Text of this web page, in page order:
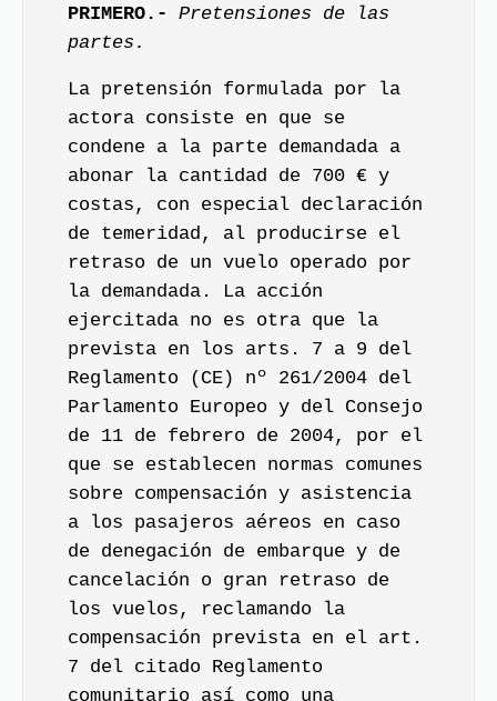
PRIMERO.-
Pretensiones de las
partes.
La pretensión formulada por la
actora consiste en que se
condene a la parte demandada a
abonar la cantidad de 700 € y
costas, con especial declaración
de temeridad, al producirse el
retraso de un vuelo operado por
la demandada. La acción
ejercitada no es otra que la
prevista en los arts. 7 a 9 del
Reglamento (CE) nº 261/2004 del
Parlamento Europeo y del Consejo
de 11 de febrero de 2004, por el
que se establecen normas comunes
sobre compensación y asistencia
a los pasajeros aéreos en caso
de denegación de embarque y de
cancelación o gran retraso de
los vuelos, reclamando la
compensación prevista en el art.
7 del citado Reglamento
comunitario así como una